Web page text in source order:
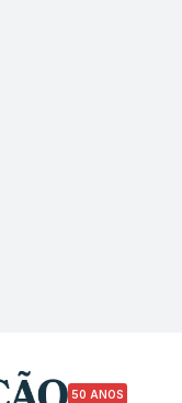
50 ANOS